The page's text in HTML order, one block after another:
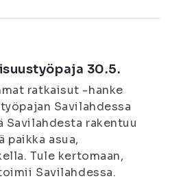
30.5.
ratkaisut -hanke
Savilahdessa
Savilahdesta rakentuu
paikka asua,
Tule kertomaan,
Savilahdessa.